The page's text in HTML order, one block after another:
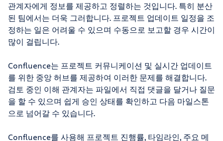
관계자에게 정보를 제공하고 정렬하는 것입니다. 특히 분산
된 팀에서는 더욱 그러합니다. 프로젝트 업데이트 일정을 조
정하는 일은 어려울 수 있으며 수동으로 보고할 경우 시간이
많이 걸립니다.
Confluence는 프로젝트 커뮤니케이션 및 실시간 업데이트
를 위한 중앙 허브를 제공하여 이러한 문제를 해결합니다.
검토 중인 이해 관계자는 파일에서 직접 댓글을 달거나 질문
을 할 수 있으며 쉽게 승인 상태를 확인하고 다음 마일스톤
으로 넘어갈 수 있습니다.
Confluence를 사용해 프로젝트 진행률, 타임라인, 주요 메